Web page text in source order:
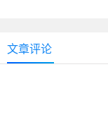
文章评论